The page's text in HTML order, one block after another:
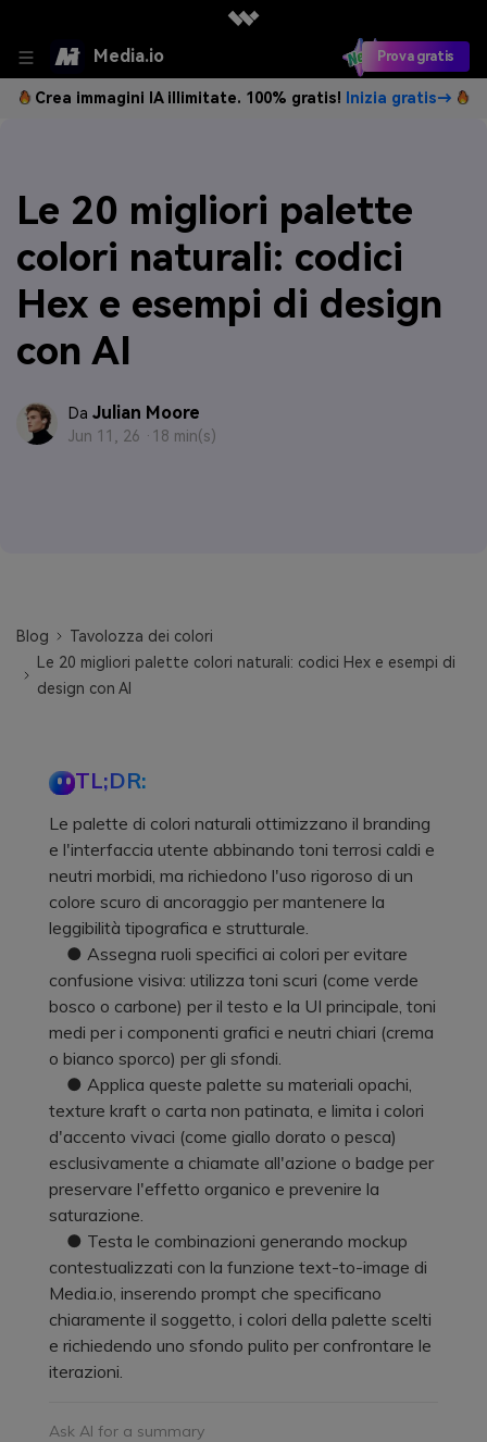
Media.io Prova gratis
Crea immagini IA illimitate. 100% gratis! Inizia gratis→
Le 20 migliori palette
colori naturali: codici
Hex e esempi di design
con AI
Da Julian Moore
Jun 11, 26 · 18 min(s)
Blog
Tavolozza dei colori
Le 20 migliori palette colori naturali: codici Hex e esempi di
design con AI
TL;DR:
Le palette di colori naturali ottimizzano il branding
e l'interfaccia utente abbinando toni terrosi caldi e
neutri morbidi, ma richiedono l'uso rigoroso di un
colore scuro di ancoraggio per mantenere la
leggibilità tipografica e strutturale.
● Assegna ruoli specifici ai colori per evitare
confusione visiva: utilizza toni scuri (come verde
bosco o carbone) per il testo e la UI principale, toni
medi per i componenti grafici e neutri chiari (crema
o bianco sporco) per gli sfondi.
● Applica queste palette su materiali opachi,
texture kraft o carta non patinata, e limita i colori
d'accento vivaci (come giallo dorato o pesca)
esclusivamente a chiamate all'azione o badge per
preservare l'effetto organico e prevenire la
saturazione.
● Testa le combinazioni generando mockup
contestualizzati con la funzione text-to-image di
Media.io, inserendo prompt che specificano
chiaramente il soggetto, i colori della palette scelti
e richiedendo uno sfondo pulito per confrontare le
iterazioni.
Ask AI for a summary